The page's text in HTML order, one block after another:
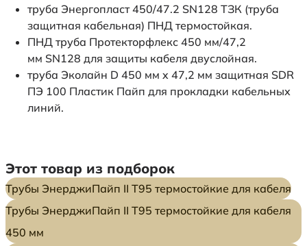
труба Энергопласт 450/47.2 SN128 ТЗК (труба
защитная кабельная) ПНД термостойкая.
ПНД труба Протекторфлекс 450 мм/47,2
мм SN128 для защиты кабеля двуслойная.
труба Эколайн D 450 мм x 47,2 мм защитная SDR
ПЭ 100 Пластик Пайп для прокладки кабельных
линий.
Этот товар из подборок
Трубы ЭнерджиПайп II Т95 термостойкие для кабеля
Трубы ЭнерджиПайп II Т95 термостойкие для кабеля
450 мм